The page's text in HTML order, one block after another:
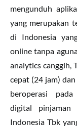
mengunduh
yang merupakan
di Indonesia
online tanpa
analytics canggih,
cepat (24 jam)
beroperasi
digital
Indonesia Tbk